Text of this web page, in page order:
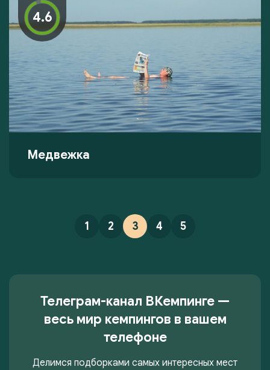
4.6
Медвежка
1 2 3 4 5
Телеграм-канал ВКемпинге —
весь мир кемпингов в вашем
телефоне
Делимся подборками самых интересных мест